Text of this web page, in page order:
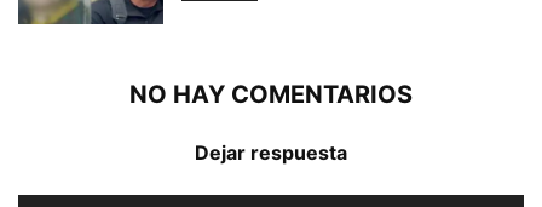
NO HAY COMENTARIOS
Dejar respuesta